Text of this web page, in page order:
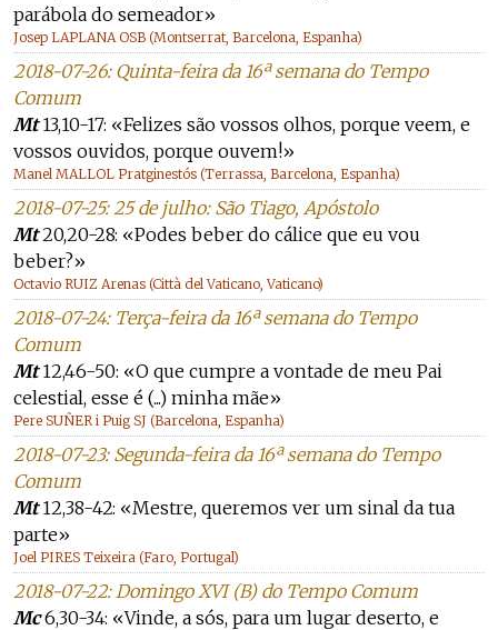
parábola do semeador»
Josep LAPLANA OSB (Montserrat, Barcelona, Espanha)
2018-07-26: Quinta-feira da 16ª semana do Tempo
Comum
Mt13,10-17: «Felizes são vossos olhos, porque veem, e
vossos ouvidos, porque ouvem!»
Manel MALLOL Pratginestós (Terrassa, Barcelona, Espanha)
2018-07-25: 25 de julho: São Tiago, Apóstolo
Mt20,20-28: «Podes beber do cálice que eu vou
beber?»
Octavio RUIZ Arenas (Città del Vaticano, Vaticano)
2018-07-24: Terça-feira da 16ª semana do Tempo
Comum
Mt12,46-50: «O que cumpre a vontade de meu Pai
celestial, esse é (...) minha mãe»
Pere SUÑER i Puig SJ (Barcelona, Espanha)
2018-07-23: Segunda-feira da 16ª semana do Tempo
Comum
Mt12,38-42: «Mestre, queremos ver um sinal da tua
parte»
Joel PIRES Teixeira (Faro, Portugal)
2018-07-22: Domingo XVI (B) do Tempo Comum
Mc6,30-34: «Vinde, a sós, para um lugar deserto, e